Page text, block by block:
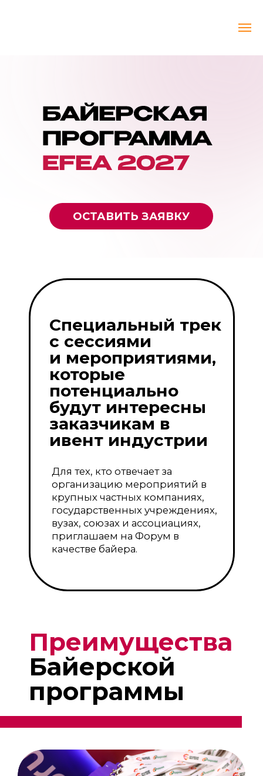
ОСТАВИТЬ ЗАЯВКУ
Специальный трек
потенциально
будут интересны
заказчикам в
Для тех, кто отвечает за
организацию мероприятий в
крупных частных компаниях,
государственных учреждениях,
вузах, союзах и ассоциациях,
приглашаем на Форум в
качестве байера.
Байерской
программы
Бесплатное участие в XVI Евразийском
Ивент Форуме (EFEA), в том числе в
выездных сессиях